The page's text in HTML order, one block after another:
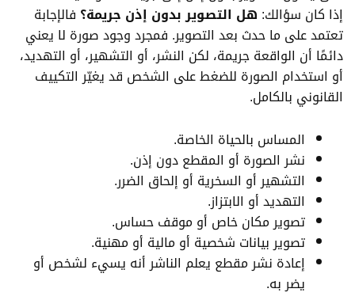
إذا كان سؤالك: هل التصوير بدون إذن جريمة؟ فالإجابة
تعتمد على ما حدث بعد التصوير. فمجرد وجود صورة لا يعني
دائمًا أن الواقعة جريمة، لكن النشر، أو التشهير، أو التهديد،
أو استخدام الصورة للضغط على الشخص قد يغيّر التكييف
القانوني بالكامل.
المساس بالحياة الخاصة.
نشر الصورة أو المقطع دون إذن.
التشهير أو السخرية أو إلحاق الضرر.
التهديد أو الابتزاز.
تصوير مكان خاص أو موقف حساس.
تصوير بيانات شخصية أو مالية أو مهنية.
إعادة نشر مقطع يعلم الناشر أنه يسيء لشخص أو
يضر به.